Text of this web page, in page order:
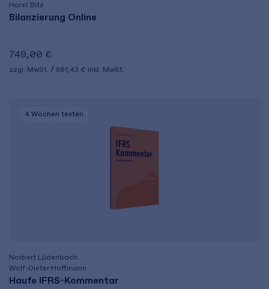
Horst Bitz
Bilanzierung Online
749,00 €
zzgl. MwSt. 801,43 € inkl. MwSt.
4 Wochen testen
Norbert Lüdenbach
Wolf-Dieter Hoffmann
Haufe IFRS-Kommentar